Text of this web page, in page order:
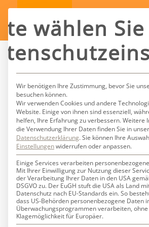
für:Jane
Austen
wählen
Wir benötigen Ihre Zustimmung, bevor Sie
besuchen können.
Wir verwenden Cookies und andere
Website. Einige von ihnen sind essenziell,
helfen, Ihre Erfahrung zu verbessern.Weitere
die Verwendung Ihrer Daten finden Sie in
Datenschutzerklärung.Sie können Ihre
Einstellungenwiderrufen oder anpassen.
Einige Services verarbeiten
Mit Ihrer Einwilligung zur Nutzung dieser
der Verarbeitung Ihrer Daten in den USA
DSGVO zu. Der EuGH stuft die USA als Land
Datenschutz nach EU-Standards ein. So
dass US-Behörden personenbezogene Daten
Überwachungsprogrammen verarbeiten,
Klagemöglichkeit für Europäer.